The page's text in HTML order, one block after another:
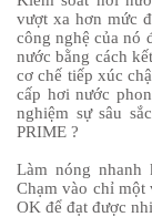
vượt xa hơn mức
công nghệ của nó
nước bằng cách
cơ chế tiếp xúc
cấp hơi nước
nghiệm sự sâu
PRIME ?
Làm nóng nhanh
Chạm vào chỉ một
OK để đạt được